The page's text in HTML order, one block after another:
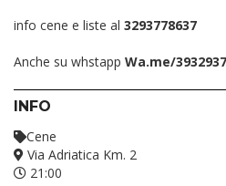
info cene e liste al 3293778637
Anche su whstapp Wa.me/
INFO
Cene
Via Adriatica Km. 2
21:00